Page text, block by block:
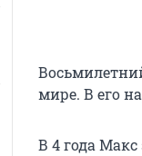
мире. В его
В 4 года